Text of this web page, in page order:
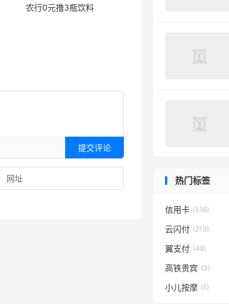
农行0元撸3瓶饮料
提交评论
热门标签
信用卡 (516)
云闪付 (219)
翼支付 (48)
高铁贵宾 (3)
小儿按摩 (1)